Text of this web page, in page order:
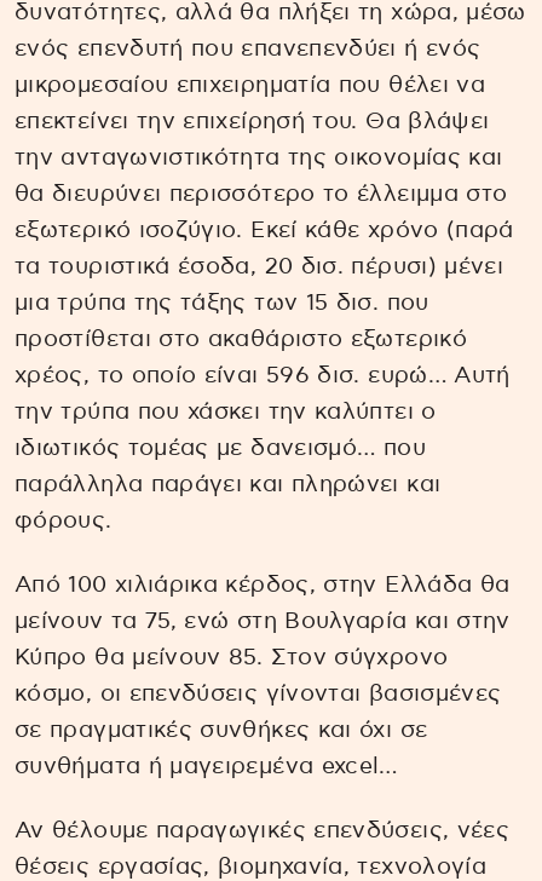
δυνατότητες, αλλά θα πλήξει τη χώρα, μέσω
ενός επενδυτή που επανεπενδύει ή ενός
μικρομεσαίου επιχειρηματία που θέλει να
επεκτείνει την επιχείρησή του. Θα βλάψει
την ανταγωνιστικότητα της οικονομίας και
θα διευρύνει περισσότερο το έλλειμμα στο
εξωτερικό ισοζύγιο. Εκεί κάθε χρόνο (παρά
τα τουριστικά έσοδα, 20 δισ. πέρυσι) μένει
μια τρύπα της τάξης των 15 δισ. που
προστίθεται στο ακαθάριστο εξωτερικό
χρέος, το οποίο είναι 596 δισ. ευρώ… Αυτή
την τρύπα που χάσκει την καλύπτει ο
ιδιωτικός τομέας με δανεισμό… που
παράλληλα παράγει και πληρώνει και
φόρους.
Από 100 χιλιάρικα κέρδος, στην Ελλάδα θα
μείνουν τα 75, ενώ στη Βουλγαρία και στην
Κύπρο θα μείνουν 85. Στον σύγχρονο
κόσμο, οι επενδύσεις γίνονται βασισμένες
σε πραγματικές συνθήκες και όχι σε
συνθήματα ή μαγειρεμένα excel…
Αν θέλουμε παραγωγικές επενδύσεις, νέες
θέσεις εργασίας, βιομηχανία, τεχνολογία